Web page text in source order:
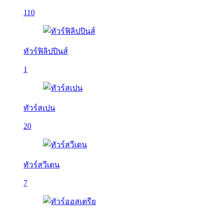
110
ทัวร์ฟิลิปปินส์
1
ทัวร์สเปน
20
ทัวร์สวีเดน
7